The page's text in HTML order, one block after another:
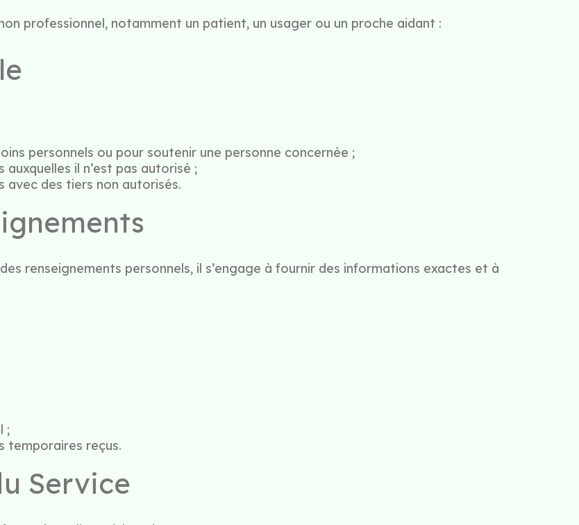
professionnel, notamment un patient, un usager ou un proche aidant :
personnels ou pour soutenir une personne concernée ;
il n’est pas autorisé ;
avec des tiers non autorisés.
renseignements personnels, il s’engage à fournir des informations exactes et à
;
temporaires reçus.
Service